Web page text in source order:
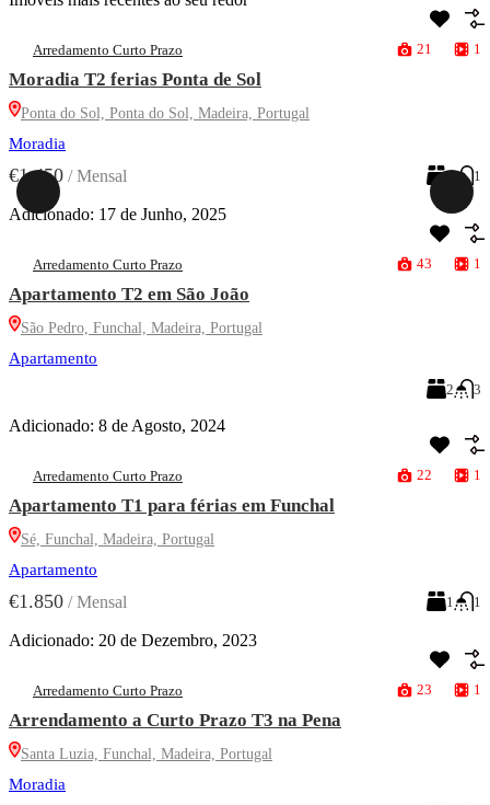
Arredamento Curto Prazo 21 1
Moradia T2 ferias Ponta de Sol
Ponta do Sol, Ponta do Sol, Madeira, Portugal
Moradia
€1.450 / Mensal 2 1
Adicionado: 17 de Junho, 2025
Arredamento Curto Prazo 43 1
Apartamento T2 em São João
São Pedro, Funchal, Madeira, Portugal
Apartamento
2 3
Adicionado: 8 de Agosto, 2024
Arredamento Curto Prazo 22 1
Apartamento T1 para férias em Funchal
Sé, Funchal, Madeira, Portugal
Apartamento
€1.850 / Mensal 1 1
Adicionado: 20 de Dezembro, 2023
Arredamento Curto Prazo 23 1
Arrendamento a Curto Prazo T3 na Pena
Santa Luzia, Funchal, Madeira, Portugal
Moradia